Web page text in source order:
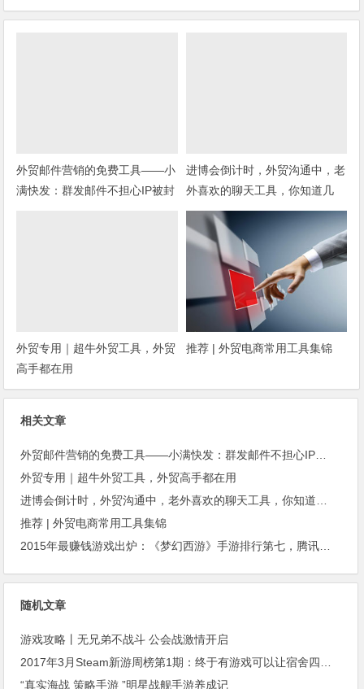
外贸邮件营销的免费工具——小
满快发：群发邮件不担心IP被封
进博会倒计时，外贸沟通中，老
外喜欢的聊天工具，你知道几
种？
外贸专用｜超牛外贸工具，外贸
高手都在用
推荐 | 外贸电商常用工具集锦
相关文章
外贸专用｜超牛外贸工具，外贸高手都在用
推荐 | 外贸电商常用工具集锦
随机文章
游戏攻略丨无兄弟不战斗 公会战激情开启
“真实海战 策略手游 ”明星战舰手游养成记